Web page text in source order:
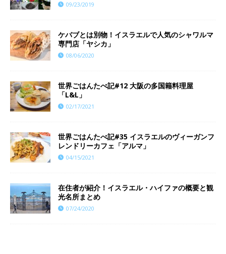
09/23/2019
ケバブとは別物！イスラエルで人気のシャワルマ
専門店「ヤシカ」
08/06/2020
世界ごはんたべ記#12 大阪の多国籍料理屋
「L&L」
02/17/2021
世界ごはんたべ記#35 イスラエルのヴィーガンフ
レンドリーカフェ「アルマ」
04/15/2021
在住者が紹介！イスラエル・ハイファの概要と観
光名所まとめ
07/24/2020